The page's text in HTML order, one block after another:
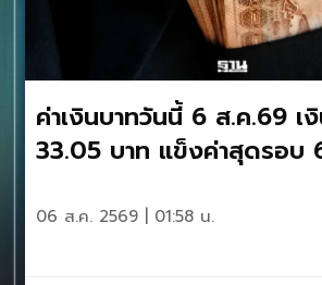
ค่าเงินบาทวันนี้ 6 ส.ค.69 เ
33.05 บาท แข็งค่าสุดรอบ
06 ส.ค. 2569 | 01:58 น.